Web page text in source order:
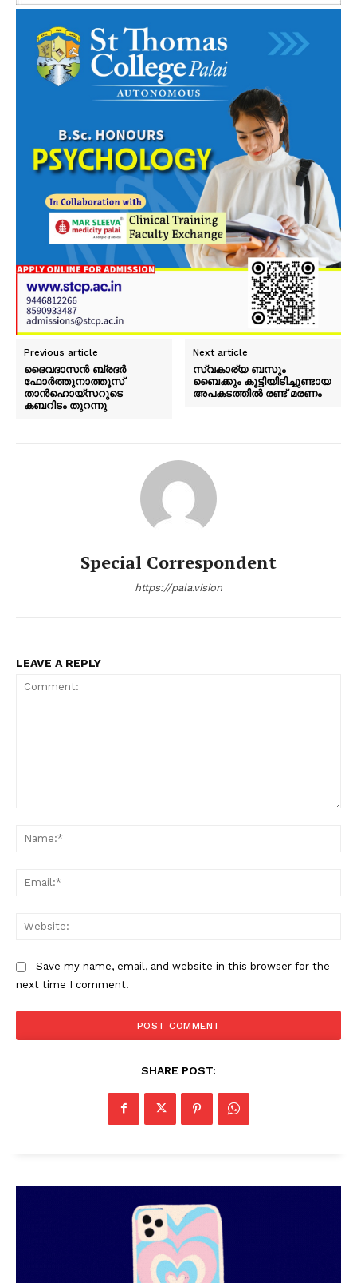
PALA VISION
Previous article
ദൈവദാസൻ ബ്രദർ
ഫോർത്തുനാത്തൂസ്
താൻഹൊയ്സറുടെ
കബറിടം തുറന്നു
Next article
സ്വകാര്യ ബസും
ബൈക്കും കൂട്ടിയിടിച്ചുണ്ടായ
അപകടത്തില്‍ രണ്ട് മരണം
Special Correspondent
https://pala.vision
LEAVE A REPLY
Save my name, email, and website in this browser for the
next time I comment.
SHARE POST: